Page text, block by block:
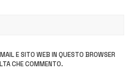
E SITO WEB IN QUESTO BROWSER
CHE COMMENTO.